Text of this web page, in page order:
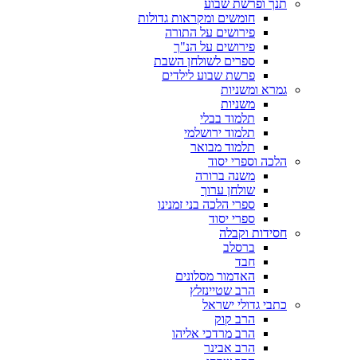
תנך ופרשת שבוע
חומשים ומקראות גדולות
פירושים על התורה
פירושים על הנ"ך
ספרים לשולחן השבת
פרשת שבוע לילדים
גמרא ומשניות
משניות
תלמוד בבלי
תלמוד ירושלמי
תלמוד מבואר
הלכה וספרי יסוד
משנה ברורה
שולחן ערוך
ספרי הלכה בני זמנינו
ספרי יסוד
חסידות וקבלה
ברסלב
חבד
האדמור מסלונים
הרב שטיינזלץ
כתבי גדולי ישראל
הרב קוק
הרב מרדכי אליהו
הרב אבינר